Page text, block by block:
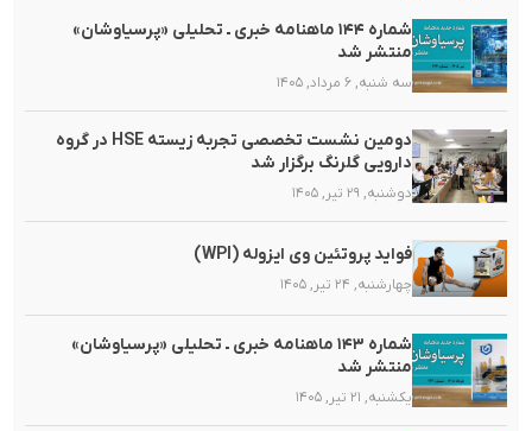
شماره ۱۴۴ ماهنامه خبری ـ تحلیلی «پرسیاوشان»
منتشر شد
سه شنبه, ۶ مرداد, ۱۴۰۵
دومین نشست تخصصی تجربه زیسته HSE در گروه
دارویی گلرنگ برگزار شد
دوشنبه, ۲۹ تیر, ۱۴۰۵
فواید پروتئین وی ایزوله (WPI)
چهارشنبه, ۲۴ تیر, ۱۴۰۵
شماره ۱۴۳ ماهنامه خبری ـ تحلیلی «پرسیاوشان»
منتشر شد
یکشنبه, ۲۱ تیر, ۱۴۰۵